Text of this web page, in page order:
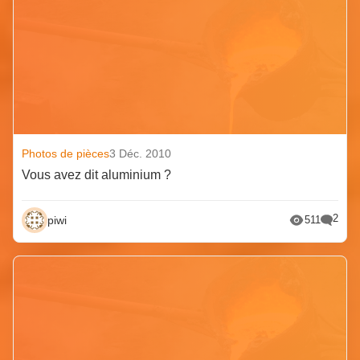
Photos de pièces3 Déc. 2010
Vous avez dit aluminium ?
piwi 511 2